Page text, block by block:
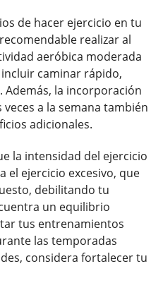
de hacer ejercicio en tu
realizar al
aeróbica moderada
caminar rápido,
Además, la incorporación
a la semana también
adicionales.
la intensidad del ejercicio
el ejercicio excesivo, que
debilitando tu
un equilibrio
tus entrenamientos
las temporadas
considera fortalecer tu